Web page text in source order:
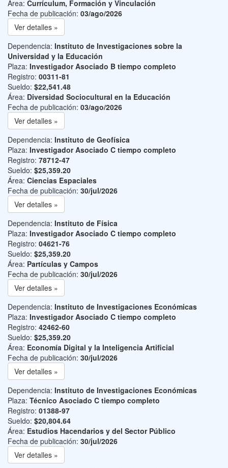
Área: Currículum, Formación y Vinculación
Fecha de publicación: 03/ago/2026
Ver detalles »
Dependencia: Instituto de Investigaciones sobre la
Universidad y la Educación
Plaza: Investigador Asociado B tiempo completo
Registro: 00311-81
Sueldo: $22,541.48
Área: Diversidad Sociocultural en la Educación
Fecha de publicación: 03/ago/2026
Ver detalles »
Dependencia: Instituto de Geofísica
Plaza: Investigador Asociado C tiempo completo
Registro: 78712-47
Sueldo: $25,359.20
Área: Ciencias Espaciales
Fecha de publicación: 30/jul/2026
Ver detalles »
Dependencia: Instituto de Física
Plaza: Investigador Asociado C tiempo completo
Registro: 04621-76
Sueldo: $25,359.20
Área: Partículas y Campos
Fecha de publicación: 30/jul/2026
Ver detalles »
Dependencia: Instituto de Investigaciones Económicas
Plaza: Investigador Asociado C tiempo completo
Registro: 42462-60
Sueldo: $25,359.20
Área: Economía Digital y la Inteligencia Artificial
Fecha de publicación: 30/jul/2026
Ver detalles »
Dependencia: Instituto de Investigaciones Económicas
Plaza: Técnico Asociado C tiempo completo
Registro: 01388-97
Sueldo: $20,804.64
Área: Estudios Hacendarios y del Sector Público
Fecha de publicación: 30/jul/2026
Ver detalles »